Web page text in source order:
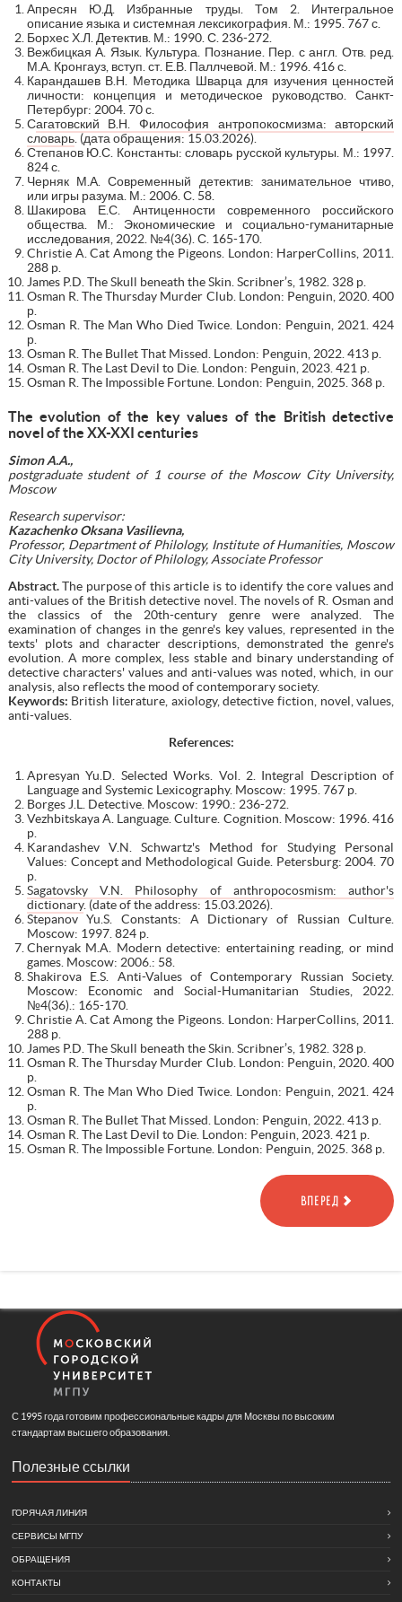
Апресян Ю.Д. Избранные труды. Том 2. Интегральное
описание языка и системная лексикография. М.: 1995. 767 с.
Борхес Х.Л. Детектив. М.: 1990. С. 236-272.
Вежбицкая А. Язык. Культура. Познание. Пер. с англ. Отв. ред.
М.А. Кронгауз, вступ. ст. Е.В. Паллчевой. М.: 1996. 416 с.
Карандашев В.Н. Методика Шварца для изучения ценностей
личности: концепция и методическое руководство. Санкт-
Петербург: 2004. 70 с.
Сагатовский В.Н. Философия антропокосмизма: авторский
словарь. (дата обращения: 15.03.2026).
Степанов Ю.С. Константы: словарь русской культуры. М.: 1997.
824 с.
Черняк М.А. Современный детектив: занимательное чтиво,
или игры разума. М.: 2006. С. 58.
Шакирова Е.С. Антиценности современного российского
общества. М.: Экономические и социально-гуманитарные
исследования, 2022. №4(36). С. 165-170.
Christie A. Cat Among the Pigeons. London: HarperCollins, 2011.
288 p.
James P.D. The Skull beneath the Skin. Scribner’s, 1982. 328 p.
Osman R. The Thursday Murder Club. London: Penguin, 2020. 400
р.
Osman R. The Man Who Died Twice. London: Penguin, 2021. 424
р.
Osman R. The Bullet That Missed. London: Penguin, 2022. 413 p.
Osman R. The Last Devil to Die. London: Penguin, 2023. 421 p.
Osman R. The Impossible Fortune. London: Penguin, 2025. 368 p.
The evolution of the key values of the British detective
novel of the XX-XXI centuries
Simon A.A.,
postgraduate student of 1 course of the Moscow City University,
Moscow
Research supervisor:
Kazachenko Oksana Vasilievna,
Professor, Department of Philology, Institute of Humanities, Moscow
City University, Doctor of Philology, Associate Professor
Abstract.The purpose of this article is to identify the core values and
anti-values of the British detective novel. The novels of R. Osman and
the classics of the 20th-century genre were analyzed. The
examination of changes in the genre's key values, represented in the
texts' plots and character descriptions, demonstrated the genre's
evolution. A more complex, less stable and binary understanding of
detective characters' values and anti-values was noted, which, in our
analysis, also reflects the mood of contemporary society.
Keywords: British literature, axiology, detective fiction, novel, values,
anti-values.
References:
Apresyan Yu.D. Selected Works. Vol. 2. Integral Description of
Language and Systemic Lexicography. Moscow: 1995. 767 p.
Borges J.L. Detective. Moscow: 1990.: 236-272.
Vezhbitskaya A. Language. Culture. Cognition. Moscow: 1996. 416
p.
Karandashev V.N. Schwartz's Method for Studying Personal
Values: Concept and Methodological Guide. Petersburg: 2004. 70
p.
Sagatovsky V.N. Philosophy of anthropocosmism: author's
dictionary. (date of the address: 15.03.2026).
Stepanov Yu.S. Constants: A Dictionary of Russian Culture.
Moscow: 1997. 824 p.
Chernyak M.A. Modern detective: entertaining reading, or mind
games. Moscow: 2006.: 58.
Shakirova E.S. Anti-Values of Contemporary Russian Society.
Moscow: Economic and Social-Humanitarian Studies, 2022.
№4(36).: 165-170.
Christie A. Cat Among the Pigeons. London: HarperCollins, 2011.
288 p.
James P.D. The Skull beneath the Skin. Scribner’s, 1982. 328 p.
Osman R. The Thursday Murder Club. London: Penguin, 2020. 400
p.
Osman R. The Man Who Died Twice. London: Penguin, 2021. 424
p.
Osman R. The Bullet That Missed. London: Penguin, 2022. 413 p.
Osman R. The Last Devil to Die. London: Penguin, 2023. 421 p.
Osman R. The Impossible Fortune. London: Penguin, 2025. 368 p.
ВПЕРЕД
С 1995 года готовим профессиональные кадры для Москвы по высоким
стандартам высшего образования.
Полезные ссылки
ГОРЯЧАЯ ЛИНИЯ
СЕРВИСЫ МГПУ
ОБРАЩЕНИЯ
КОНТАКТЫ